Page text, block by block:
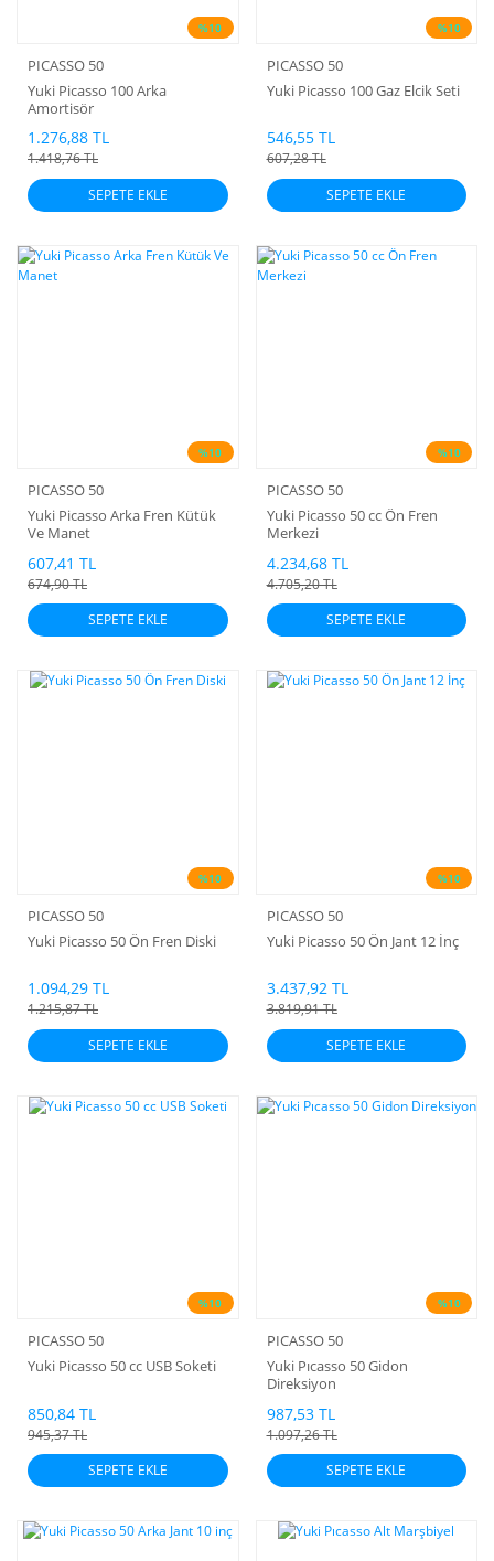
%10
PICASSO 50
Yuki Picasso 100 Arka
Amortisör
1.276,88 TL
1.418,76 TL
SEPETE EKLE
%10
PICASSO 50
Yuki Picasso 100 Gaz Elcik Seti
546,55 TL
607,28 TL
SEPETE EKLE
%10
PICASSO 50
Yuki Picasso Arka Fren Kütük
Ve Manet
607,41 TL
674,90 TL
SEPETE EKLE
%10
PICASSO 50
Yuki Picasso 50 cc Ön Fren
Merkezi
4.234,68 TL
4.705,20 TL
SEPETE EKLE
%10
PICASSO 50
Yuki Picasso 50 Ön Fren Diski
1.094,29 TL
1.215,87 TL
SEPETE EKLE
%10
PICASSO 50
Yuki Picasso 50 Ön Jant 12 İnç
3.437,92 TL
3.819,91 TL
SEPETE EKLE
%10
PICASSO 50
Yuki Picasso 50 cc USB Soketi
850,84 TL
945,37 TL
SEPETE EKLE
%10
PICASSO 50
Yuki Pıcasso 50 Gidon
Direksiyon
987,53 TL
1.097,26 TL
SEPETE EKLE